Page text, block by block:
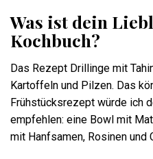
Was ist dein
Kochbuch?
Das Rezept Drillinge mit
Kartoffeln und Pilzen. Das
Frühstücksrezept würde ich
empfehlen: eine Bowl mit
mit Hanfsamen, Rosinen und